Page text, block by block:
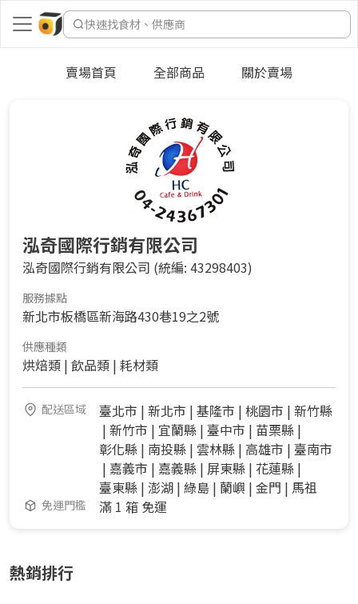
快速找食材、供應商
賣場首頁 全部商品 關於賣場
泓奇國際行銷有限公司
泓奇國際行銷有限公司 (統編: 43298403)
服務據點
新北市板橋區新海路430巷19之2號
供應種類
烘焙類 | 飲品類 | 耗材類
配送區域 臺北市 | 新北市 | 基隆市 | 桃園市 | 新竹縣
| 新竹市 | 宜蘭縣 | 臺中市 | 苗栗縣 |
彰化縣 | 南投縣 | 雲林縣 | 高雄市 | 臺南市
| 嘉義市 | 嘉義縣 | 屏東縣 | 花蓮縣 |
臺東縣 | 澎湖 | 綠島 | 蘭嶼 | 金門 | 馬祖
免運門檻 滿 1 箱 免運
熱銷排行